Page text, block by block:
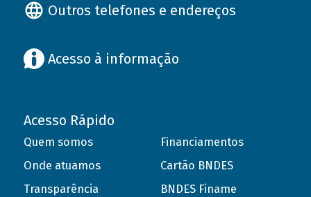
Outros telefones e endereços
Acesso à informação
Acesso Rápido
Quem somos
Onde atuamos
Transparência
Financiamentos
Cartão BNDES
BNDES Finame